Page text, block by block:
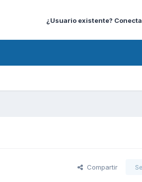
¿Usuario existente?
Compartir